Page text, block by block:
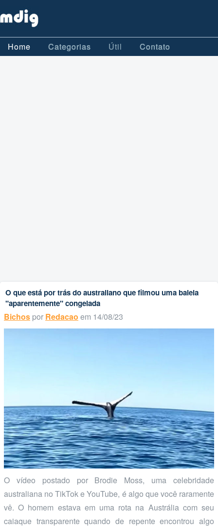
Home Categorias Útil Contato
O que está por trás do australiano que filmou uma baleia
"aparentemente" congelada
Bichos por Redacao em 14/08/23
O vídeo postado por Brodie Moss, uma celebridade
australiana no TikTok e YouTube, é algo que você raramente
vê. O homem estava em uma rota na Austrália com seu
caiaque transparente quando de repente encontrou algo